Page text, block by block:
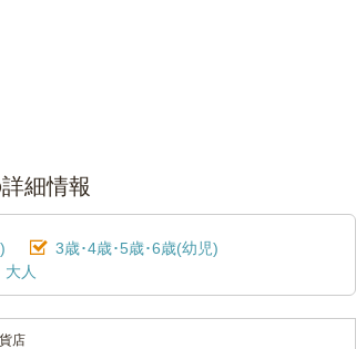
細情報
3歳･4歳･5歳･6歳(幼児)
大人
店